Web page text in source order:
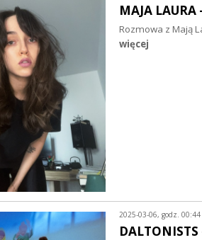
MAJA
Rozmowa z Mają
więcej
2025-03-06, godz. 00:44